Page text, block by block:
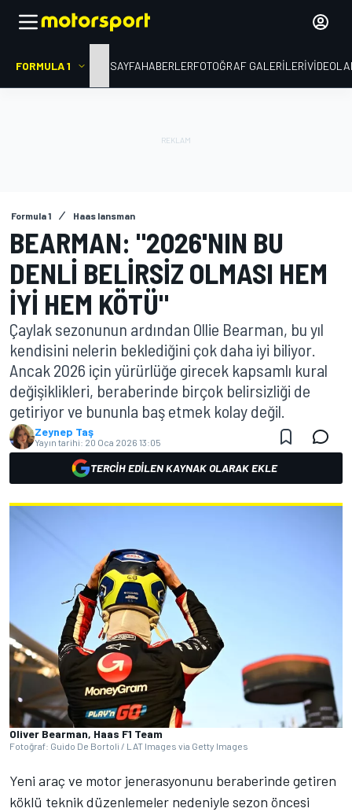
FORMULA 1 ANA SAYFAHABERLERFOTOĞRAF GALERILERI
Formula 1 Haas lansman
BEARMAN: "2026'NIN BU
DENLI BELIRSIZ OLMASI HEM
IYI HEM KÖTÜ"
Çaylak sezonunun ardından Ollie Bearman, bu yıl
kendisini nelerin beklediğini çok daha iyi biliyor.
Ancak 2026 için yürürlüğe girecek kapsamlı kural
değişiklikleri, beraberinde birçok belirsizliği de
getiriyor ve bununla baş etmek kolay değil.
Zeynep Taş
Yayın tarihi: 20 Oca 2026 13:05
TERCIH EDILEN KAYNAK OLARAK EKLE
Oliver Bearman, Haas F1 Team
Fotoğraf: Guido De Bortoli / LAT Images via Getty Images
Yeni araç ve motor jenerasyonunu beraberinde getiren
köklü teknik düzenlemeler nedeniyle sezon öncesi